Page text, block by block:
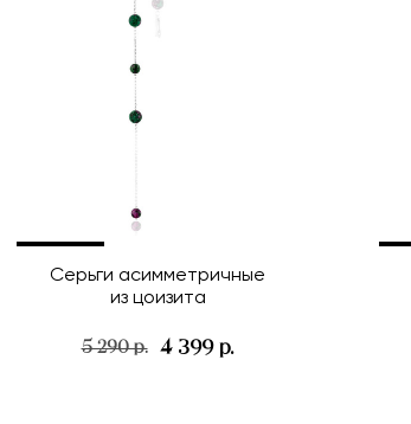
Серьги асимметричные
из цоизита
5 290 р. 4 399 р.